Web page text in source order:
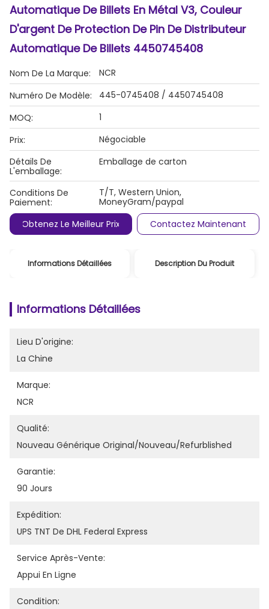
Automatique De Billets En Métal V3, Couleur
D'argent De Protection De Pin De Distributeur
Automatique De Billets 4450745408
Nom De La Marque:
NCR
Numéro De Modèle:
445-0745408 / 4450745408
MOQ:
1
Prix:
Négociable
Détails De
L'emballage:
Emballage de carton
Conditions De
Paiement:
T/T, Western Union,
MoneyGram/paypal
Obtenez Le Meilleur Prix
Contactez Maintenant
Informations Détaillées Description Du Produit
Informations Détaillées
Lieu D'origine:
La Chine
Marque:
NCR
Qualité:
Nouveau Générique Original/nouveau/refurblished
Garantie:
90 Jours
Expédition:
UPS TNT De DHL Federal Express
Service Après-Vente:
Appui En Ligne
Condition: